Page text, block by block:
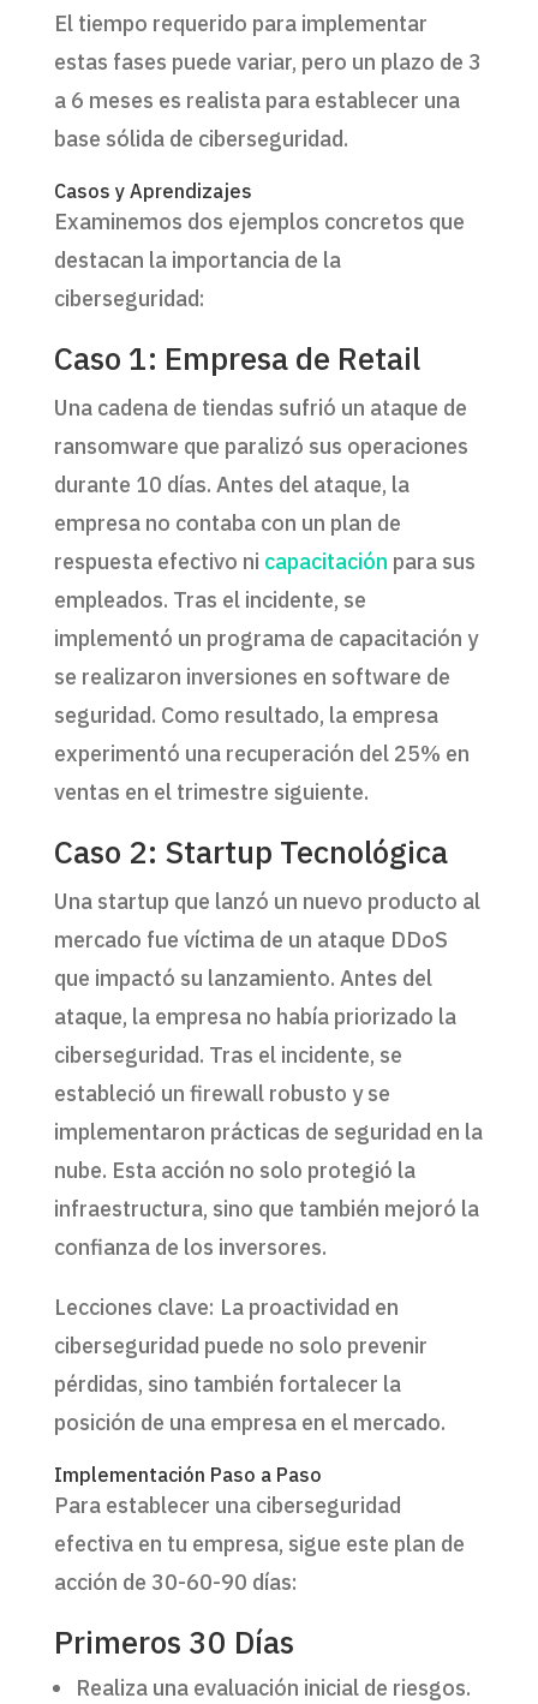
El tiempo requerido para implementar
estas fases puede variar, pero un plazo de 3
a 6 meses es realista para establecer una
base sólida de ciberseguridad.
Casos y Aprendizajes
Examinemos dos ejemplos concretos que
destacan la importancia de la
ciberseguridad:
Caso 1: Empresa de Retail
Una cadena de tiendas sufrió un ataque de
ransomware que paralizó sus operaciones
durante 10 días. Antes del ataque, la
empresa no contaba con un plan de
respuesta efectivo ni capacitación para sus
empleados. Tras el incidente, se
implementó un programa de capacitación y
se realizaron inversiones en software de
seguridad. Como resultado, la empresa
experimentó una recuperación del 25% en
ventas en el trimestre siguiente.
Caso 2: Startup Tecnológica
Una startup que lanzó un nuevo producto al
mercado fue víctima de un ataque DDoS
que impactó su lanzamiento. Antes del
ataque, la empresa no había priorizado la
ciberseguridad. Tras el incidente, se
estableció un firewall robusto y se
implementaron prácticas de seguridad en la
nube. Esta acción no solo protegió la
infraestructura, sino que también mejoró la
confianza de los inversores.
Lecciones clave: La proactividad en
ciberseguridad puede no solo prevenir
pérdidas, sino también fortalecer la
posición de una empresa en el mercado.
Implementación Paso a Paso
Para establecer una ciberseguridad
efectiva en tu empresa, sigue este plan de
acción de 30-60-90 días:
Primeros 30 Días
Realiza una evaluación inicial de riesgos.